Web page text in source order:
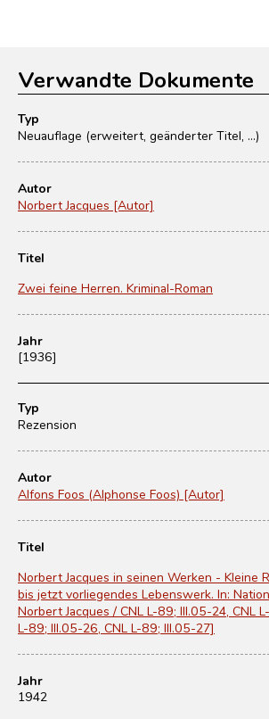
Verwandte Dokumente
Typ
Neuauflage (erweitert, geänderter Titel, ...)
Autor
Norbert Jacques [Autor]
Titel
Zwei feine Herren. Kriminal-Roman
Jahr
[1936]
Typ
Rezension
Autor
Alfons Foos (Alphonse Foos) [Autor]
Titel
Norbert Jacques in seinen Werken - Kleine
bis jetzt vorliegendes Lebenswerk. In:
Norbert Jacques / CNL L-89; III.05-24, CNL
L-89; III.05-26, CNL L-89; III.05-27]
Jahr
1942